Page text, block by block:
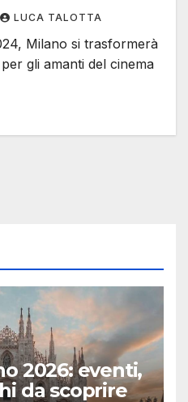
LUCA TALOTTA
Milano si trasformerà
gli amanti del cinema
2026: eventi,
da scoprire